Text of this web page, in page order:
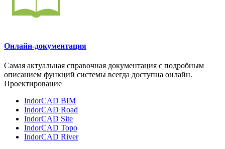
Онлайн-документация
Самая актуальная справочная документация с подробным
описанием функций системы всегда доступна онлайн.
Проектирование
IndorCAD BIM
IndorCAD Road
IndorCAD Site
IndorCAD Topo
IndorCAD River